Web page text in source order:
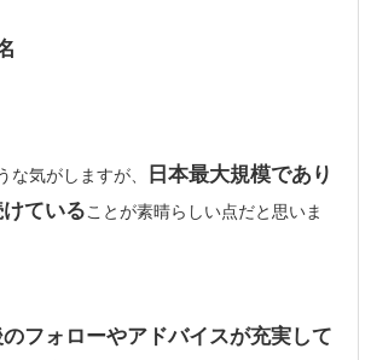
な気がしますが、
日本最大規模であり
ていることが素晴らしい点だと思いま
フォローやアドバイスが充実して